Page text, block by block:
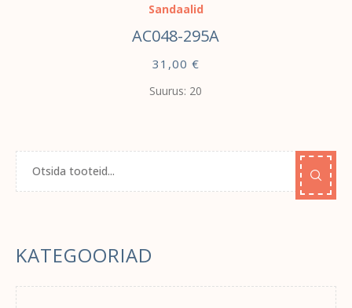
Sandaalid
AC048-295A
31,00 €
Suurus: 20
KATEGOORIAD